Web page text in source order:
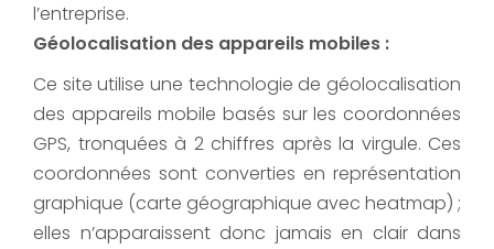
l’entreprise.
Géolocalisation des appareils mobiles :
Ce site utilise une technologie de géolocalisation
des appareils mobile basés sur les coordonnées
GPS, tronquées à 2 chiffres après la virgule. Ces
coordonnées sont converties en représentation
graphique (carte géographique avec heatmap) ;
elles n’apparaissent donc jamais en clair dans